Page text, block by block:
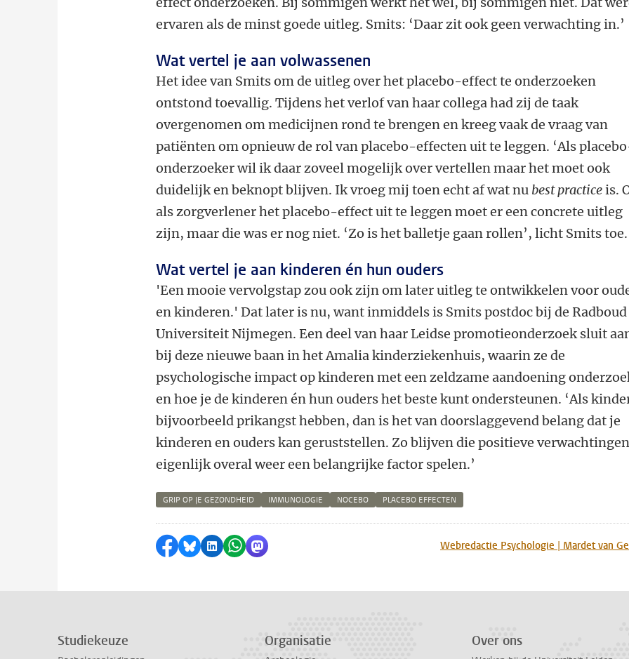
ervaren als de minst goede uitleg. Smits: ‘Daar zit ook geen verwachting in.’
Wat vertel je aan volwassenen
Het idee van Smits om de uitleg over het placebo-effect te onderzoeken
ontstond toevallig. Tijdens het verlof van haar collega had zij de taak
overgenomen om medicijnen rond te brengen en kreeg vaak de vraag van
patiënten om opnieuw de rol van placebo-effecten uit te leggen. ‘Als
onderzoeker wil ik daar zoveel mogelijk over vertellen maar het moet ook
duidelijk en beknopt blijven. Ik vroeg mij toen echt af wat nu best practiceis.
als zorgverlener het placebo-effect uit te leggen moet er een concrete uitleg
zijn, maar die was er nog niet. ‘Zo is het balletje gaan rollen’, licht Smits toe.
Wat vertel je aan kinderen én hun ouders
'Een mooie vervolgstap zou ook zijn om later uitleg te ontwikkelen voor
en kinderen.' Dat later is nu, want inmiddels is Smits postdoc bij de Radboud
Universiteit Nijmegen. Een deel van haar Leidse promotieonderzoek sluit
bij deze nieuwe baan in het Amalia kinderziekenhuis, waarin ze de
psychologische impact op kinderen met een zeldzame aandoening
en hoe je de kinderen én hun ouders het beste kunt ondersteunen. ‘Als
bijvoorbeeld prikangst hebben, dan is het van doorslaggevend belang dat je
kinderen en ouders kan geruststellen. Zo blijven die positieve verwachtingen
eigenlijk overal weer een belangrijke factor spelen.’
GRIP OP JE GEZONDHEID IMMUNOLOGIE NOCEBO PLACEBO EFFECTEN
Delen op Facebook
Delen via Bluesky
Delen op LinkedIn
Delen via WhatsApp
Delen via Mastodon Webredactie Psychologie | Mardet van
Studiekeuze Organisatie Over ons